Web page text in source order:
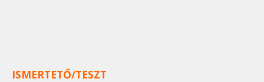
ISMERTETŐ/TESZT